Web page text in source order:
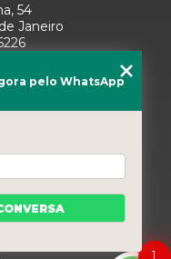
54
Janeiro
1
pelo WhatsApp